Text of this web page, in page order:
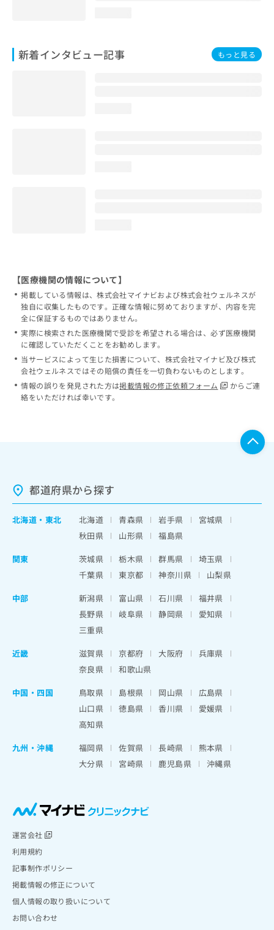
新着インタビュー記事 もっと見る
【医療機関の情報について】
掲載している情報は、株式会社マイナビおよび株式会社ウェルネスが
独自に収集したものです。正確な情報に努めておりますが、内容を完
全に保証するものではありません。
実際に検索された医療機関で受診を希望される場合は、必ず医療機関
に確認していただくことをお勧めします。
当サービスによって生じた損害について、株式会社マイナビ及び株式
会社ウェルネスではその賠償の責任を一切負わないものとします。
情報の誤りを発見された方は掲載情報の修正依頼フォーム
からご連
絡をいただければ幸いです。
都道府県から探す
北海道 ・ 東北 北海道 青森県 岩手県
宮城県
秋田県
山形県
福島県
関東
茨城県 栃木県 群馬県
埼玉県
千葉県
東京都 神奈川県
山梨県
中部
新潟県 富山県 石川県
福井県
長野県
岐阜県 静岡県
愛知県
三重県
近畿
滋賀県 京都府 大阪府
兵庫県
奈良県
和歌山県
中国・四国
鳥取県 島根県 岡山県
広島県
山口県
徳島県 香川県
愛媛県
高知県
九州・沖縄
福岡県 佐賀県 長崎県
熊本県
大分県
宮崎県 鹿児島県 沖縄県
運営会社
利用規約
記事制作ポリシー
掲載情報の修正について
個人情報の取り扱いについて
お問い合わせ